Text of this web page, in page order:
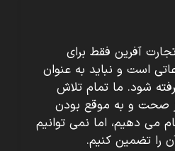
آفرین فقط برای
است و نباید به عنوان
شود. ما تمام تلاش
صحت و به موقع بودن
می دهیم، اما نمی توانیم
را تضمین کنیم.